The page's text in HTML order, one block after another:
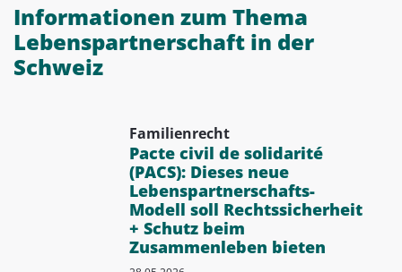
Informationen zum Thema
Lebenspartnerschaft in der
Schweiz
Familienrecht
Pacte civil de solidarité
(PACS): Dieses neue
Lebenspartnerschafts-
Modell soll Rechtssicherheit
+ Schutz beim
Zusammenleben bieten